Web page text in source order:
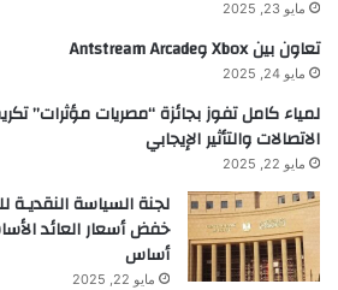
مايو 23, 2025
تعاون بين Xbox وAntstream Arcade
مايو 24, 2025
لمياء كامل تفوز بجائزة “مصريات مؤثرات”
الاتصالات والتأثير الإيجابي
مايو 22, 2025
لجنة السياسة النقديـة
أساس
مايو 22, 2025